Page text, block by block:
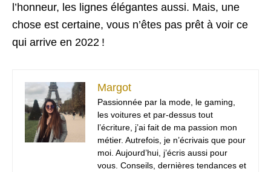
l’honneur, les lignes élégantes aussi. Mais, une
chose est certaine, vous n’êtes pas prêt à voir ce
qui arrive en 2022 !
Margot
Passionnée par la mode, le gaming,
les voitures et par-dessus tout
l’écriture, j’ai fait de ma passion mon
métier. Autrefois, je n’écrivais que pour
moi. Aujourd’hui, j’écris aussi pour
vous. Conseils, dernières tendances et